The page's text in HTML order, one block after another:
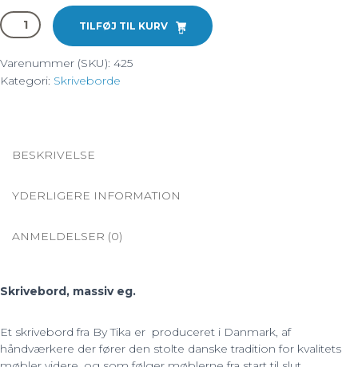
Skrivebord,
massiv
-
New
TILFØJ TIL KURV
Varenummer (SKU): 425
Kategori: Skriveborde
BESKRIVELSE
YDERLIGERE INFORMATION
ANMELDELSER (0)
Skrivebord, massiv eg.
Et skrivebord fra By Tika er produceret i Danmark, af
håndværkere der fører den stolte danske tradition for kvalitets